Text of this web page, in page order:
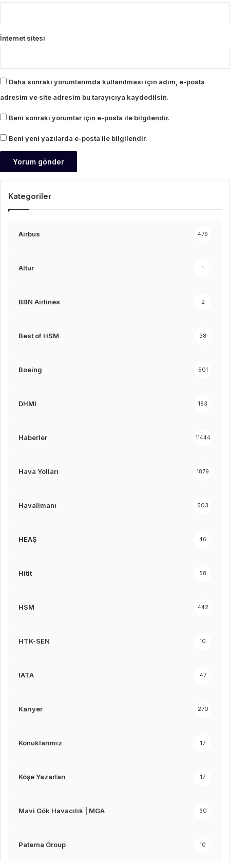
İnternet sitesi
Daha sonraki yorumlarımda kullanılması için adım, e-posta
adresim ve site adresim bu tarayıcıya kaydedilsin.
Beni sonraki yorumlar için e-posta ile bilgilendir.
Beni yeni yazılarda e-posta ile bilgilendir.
Kategoriler
Airbus 479
Altur 1
BBN Airlines 2
Best of HSM 38
Boeing 501
DHMI 183
Haberler 11444
Hava Yolları 1879
Havalimanı 503
HEAŞ 46
Hitit 58
HSM 442
HTK-SEN 10
IATA 47
Kariyer 270
Konuklarımız 17
Köşe Yazarları 17
Mavi Gök Havacılık | MGA 60
Paterna Group 10